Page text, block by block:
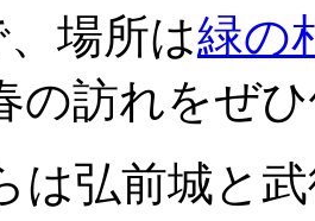
場所は緑の
の訪れをぜ
は弘前城と